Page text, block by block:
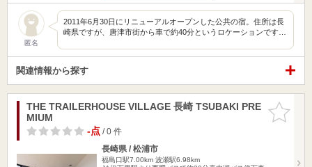
匿名
2011年6月30日にリニューアルオープンした公共の宿。住所は長
崎県ですが、唐津市街から車で約40分というロケーションです…
関連情報から探す
お気に入
りに追加
THE TRAILERHOUSE VILLAGE 長崎 TSUBAKI PRE
MIUM
-点/ 0 件
長崎県 / 松浦市
福島口駅7.00km 波瀬駅6.98km